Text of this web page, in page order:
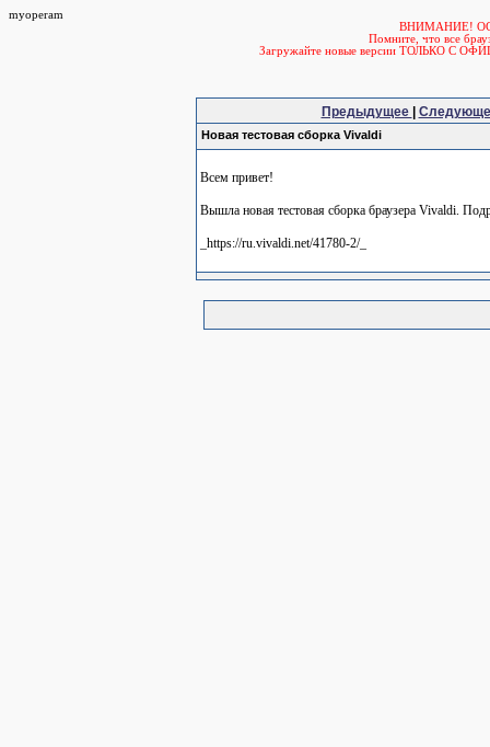
myoperam
ВНИМАНИЕ!
Помните, что все
Загружайте новые версии ТОЛЬКО С
Предыдущее
Новая тестовая сборка Vivaldi
Всем привет!
Вышла новая тестовая сборка браузера Vivaldi.
_https://ru.vivaldi.net/41780-2/_